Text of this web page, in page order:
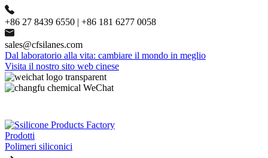
+86 27 8439 6550 | +86 181 6277 0058
sales@cfsilanes.com
Dal laboratorio alla vita: cambiare il mondo in meglio
Visita il nostro sito web cinese
Prodotti
Polimeri siliconici